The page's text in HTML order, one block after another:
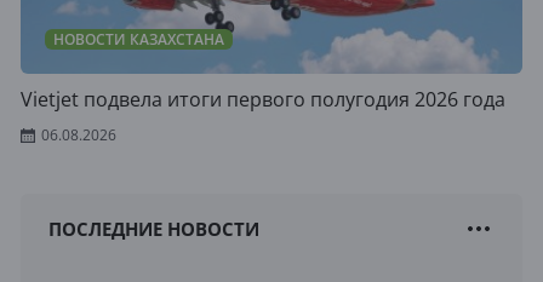
НОВОСТИ КАЗАХСТАНА
Vietjet подвела итоги первого полугодия 2026 года
06.08.2026
ПОСЛЕДНИЕ НОВОСТИ